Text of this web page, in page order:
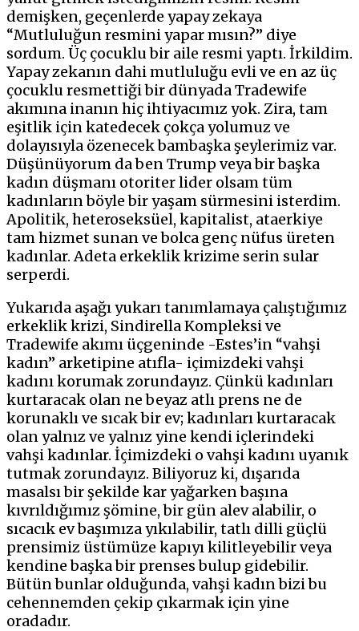
demişken, geçenlerde yapay zekaya
“Mutluluğun resmini yapar mısın?” diye
sordum. Üç çocuklu bir aile resmi yaptı. İrkildim.
Yapay zekanın dahi mutluluğu evli ve en az üç
çocuklu resmettiği bir dünyada Tradewife
akımına inanın hiç ihtiyacımız yok. Zira, tam
eşitlik için katedecek çokça yolumuz ve
dolayısıyla özenecek bambaşka şeylerimiz var.
Düşünüyorum da ben Trump veya bir başka
kadın düşmanı otoriter lider olsam tüm
kadınların böyle bir yaşam sürmesini isterdim.
Apolitik, heteroseksüel, kapitalist, ataerkiye
tam hizmet sunan ve bolca genç nüfus üreten
kadınlar. Adeta erkeklik krizime serin sular
serperdi.
Yukarıda aşağı yukarı tanımlamaya çalıştığımız
erkeklik krizi, Sindirella Kompleksi ve
Tradewife akımı üçgeninde -Estes’in “vahşi
kadın” arketipine atıfla- içimizdeki vahşi
kadını korumak zorundayız. Çünkü kadınları
kurtaracak olan ne beyaz atlı prens ne de
korunaklı ve sıcak bir ev; kadınları kurtaracak
olan yalnız ve yalnız yine kendi içlerindeki
vahşi kadınlar. İçimizdeki o vahşi kadını uyanık
tutmak zorundayız. Biliyoruz ki, dışarıda
masalsı bir şekilde kar yağarken başına
kıvrıldığımız şömine, bir gün alev alabilir, o
sıcacık ev başımıza yıkılabilir, tatlı dilli güçlü
prensimiz üstümüze kapıyı kilitleyebilir veya
kendine başka bir prenses bulup gidebilir.
Bütün bunlar olduğunda, vahşi kadın bizi bu
cehennemden çekip çıkarmak için yine
oradadır.